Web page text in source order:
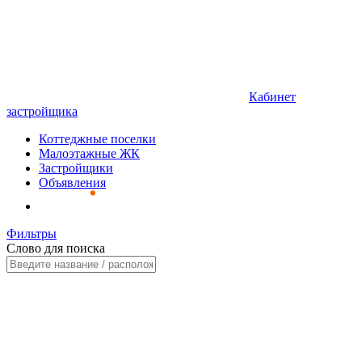
Кабинет
застройщика
Коттеджные поселки
Малоэтажные ЖК
Застройщики
Объявления
Фильтры
Слово для поиска